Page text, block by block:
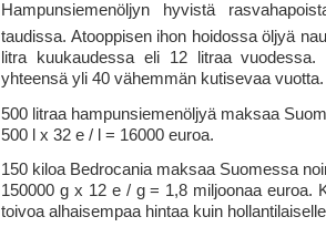
Hampunsiemenöljyn hyvistä
taudissa. Atooppisen ihon hoidossa öljyä
litra kuukaudessa eli 12 litraa
yhteensä yli 40 vähemmän kutisevaa vuotta.
500 litraa hampunsiemenöljyä maksaa
500 l x 32 e / l = 16000 euroa.
150 kiloa Bedrocania maksaa Suomessa
150000 g x 12 e / g = 1,8 miljoonaa euroa.
toivoa alhaisempaa hintaa kuin